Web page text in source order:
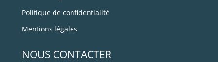
Politique de confidentialité
Mentions légales
NOUS CONTACTER